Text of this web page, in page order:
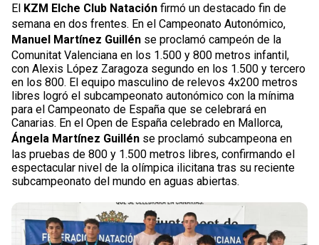
El KZM Elche Club Natación firmó un destacado fin de
semana en dos frentes. En el Campeonato Autonómico,
Manuel Martínez Guillén se proclamó campeón de la
Comunitat Valenciana en los 1.500 y 800 metros infantil,
con Alexis López Zaragoza segundo en los 1.500 y tercero
en los 800. El equipo masculino de relevos 4x200 metros
libres logró el subcampeonato autonómico con la mínima
para el Campeonato de España que se celebrará en
Canarias. En el Open de España celebrado en Mallorca,
Ángela Martínez Guillén se proclamó subcampeona en
las pruebas de 800 y 1.500 metros libres, confirmando el
espectacular nivel de la olímpica ilicitana tras su reciente
subcampeonato del mundo en aguas abiertas.